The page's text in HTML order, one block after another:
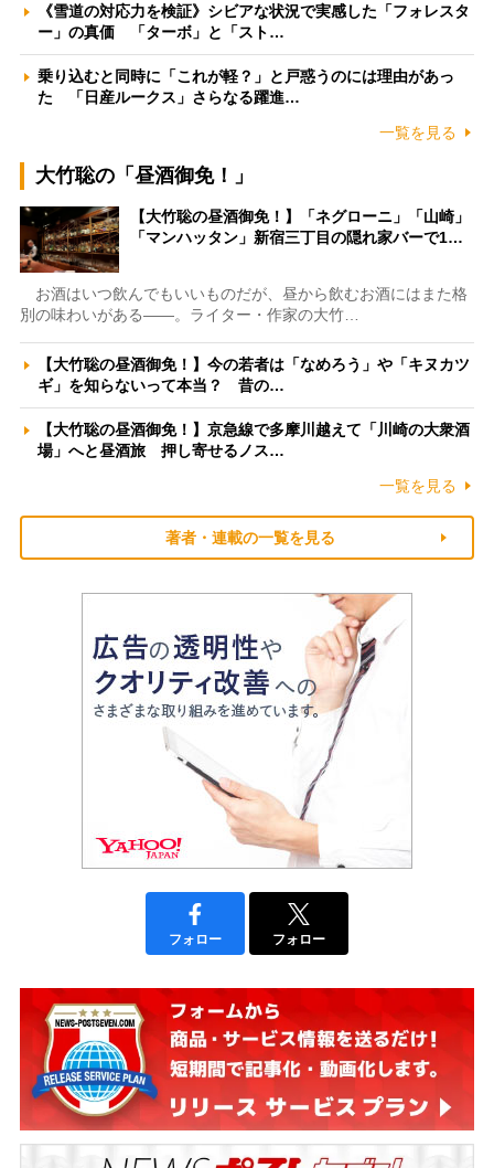
《雪道の対応力を検証》シビアな状況で実感した「フォレスタ
ー」の真価 「ターボ」と「スト…
乗り込むと同時に「これが軽？」と戸惑うのには理由があっ
た 「日産ルークス」さらなる躍進…
一覧を見る
大竹聡の「昼酒御免！」
【大竹聡の昼酒御免！】「ネグローニ」「山崎」
「マンハッタン」新宿三丁目の隠れ家バーで1…
お酒はいつ飲んでもいいものだが、昼から飲むお酒にはまた格
別の味わいがある――。ライター・作家の大竹…
【大竹聡の昼酒御免！】今の若者は「なめろう」や「キヌカツ
ギ」を知らないって本当？ 昔の…
【大竹聡の昼酒御免！】京急線で多摩川越えて「川崎の大衆酒
場」へと昼酒旅 押し寄せるノス…
一覧を見る
著者・連載の一覧を見る
フォロー フォロー